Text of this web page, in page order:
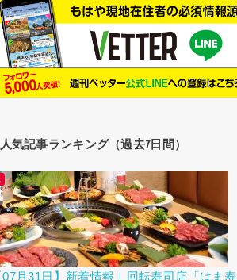
人気記事ランキング（過去7日間）
07月31日】新着情報｜回転寿司店「はま寿